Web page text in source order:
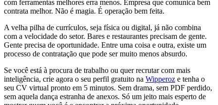
com ferramentas melhores erra menos. Empresa que comunica bem
contrata melhor. Não é magia. É operação bem feita.
A velha pilha de currículos, seja física ou digital, já não combina
com a velocidade do setor. Bares e restaurantes precisam de gente.
Gente precisa de oportunidade. Entre uma coisa e outra, existe um
processo de contratação que pode ser muito menos absurdo.
Se você está à procura de trabalho ou quer recrutar com mais
inteligência, crie agora o seu perfil gratuito na Wipperoz e tenha o
seu CV virtual pronto em 5 minutos. Sem drama, sem PDF perdido,
sem aquela dança estranha de anexos. Só um jeito mais esperto de